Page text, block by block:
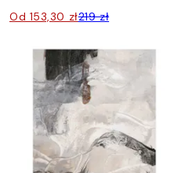
Od 153,30 zł219 zł